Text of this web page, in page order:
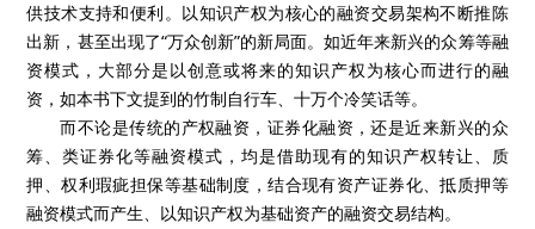
供技术支持和便利。以知识产权为核心的融资交易架构不断推陈
出新，甚至出现了“万众创新”的新局面。如近年来新兴的众筹等融
资模式，大部分是以创意或将来的知识产权为核心而进行的融
资，如本书下文提到的竹制自行车、十万个冷笑话等。
而不论是传统的产权融资，证券化融资，还是近来新兴的众
筹、类证券化等融资模式，均是借助现有的知识产权转让、质
押、权利瑕疵担保等基础制度，结合现有资产证券化、抵质押等
融资模式而产生、以知识产权为基础资产的融资交易结构。